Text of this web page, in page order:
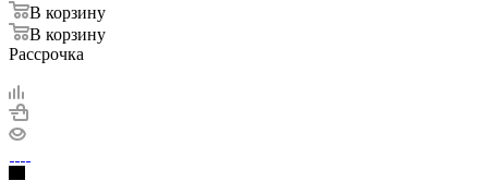
В корзину
В корзину
Рассрочка